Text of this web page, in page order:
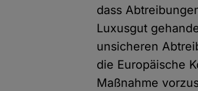
dass
Luxusgut
unsicheren
die Europäische
Maßnahme